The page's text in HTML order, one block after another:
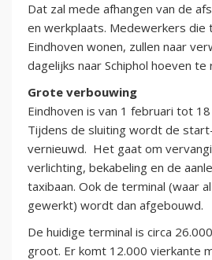
Dat zal mede afhangen van de
en werkplaats. Medewerkers die
Eindhoven wonen, zullen naar
dagelijks naar Schiphol hoeven te
Grote verbouwing
Eindhoven is van 1 februari tot
Tijdens de sluiting wordt de
vernieuwd. Het gaat om
verlichting, bekabeling en de
taxibaan. Ook de terminal (waar
gewerkt) wordt dan afgebouwd.
De huidige terminal is circa
groot. Er komt 12.000 vierkante